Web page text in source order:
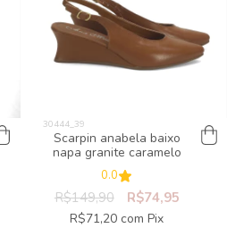
Scarpin anabela baixo
napa granite caramelo
0.0
R$149,90 R$74,95
R$71,20 com Pix